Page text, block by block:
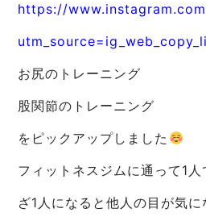
https://
お尻のトレーニング
股関節のトレーニング
をピックアップしました
フィットネスジムに通って1
ざ1人になると他人の目が気